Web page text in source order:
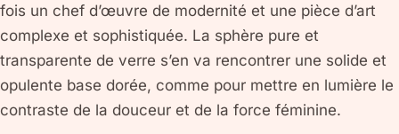
fois un chef d’œuvre de modernité et une pièce d’art
complexe et sophistiquée. La sphère pure et
transparente de verre s’en va rencontrer une solide et
opulente base dorée, comme pour mettre en lumière le
contraste de la douceur et de la force féminine.